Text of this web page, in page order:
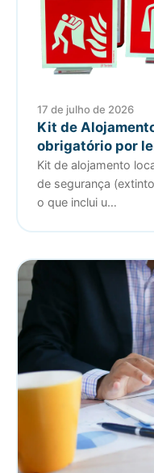
17 de julho de 2026
Kit de
obrigatório por
Kit de alojamento
de segurança
o que inclui u…